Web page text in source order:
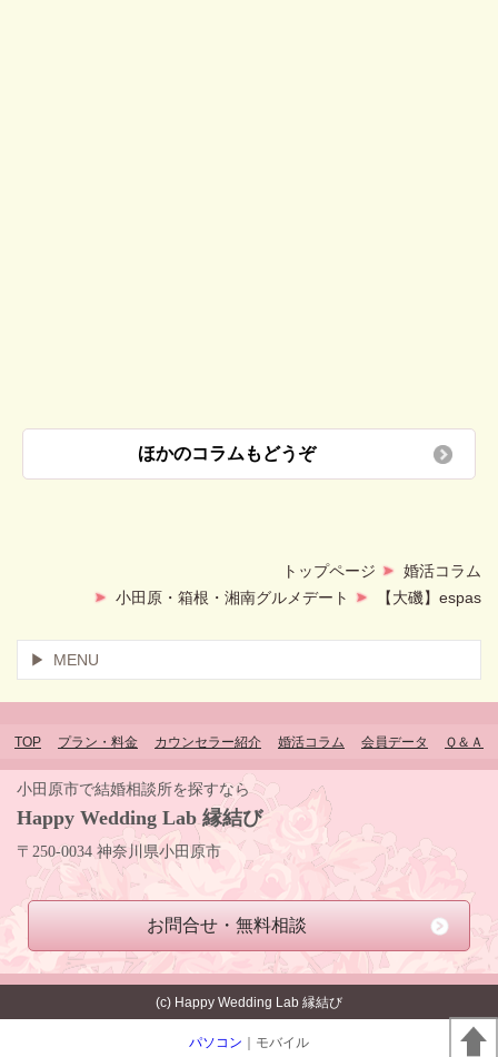
ほかのコラムもどうぞ
トップページ
婚活コラム
小田原・箱根・湘南グルメデート
【大磯】espas
MENU
TOP プラン・料金 カウンセラー紹介 婚活コラム 会員データ Ｑ＆Ａ
小田原市で結婚相談所を探すなら
Happy Wedding Lab 縁結び
〒250-0034 神奈川県小田原市
お問合せ・無料相談
(c) Happy Wedding Lab 縁結び
パソコン ｜モバイル